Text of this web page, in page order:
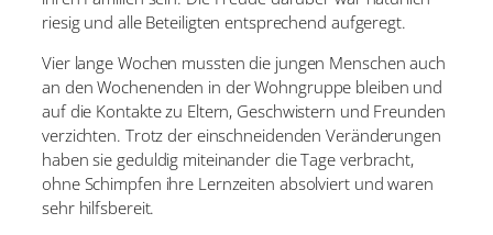
riesig und alle Beteiligten entsprechend aufgeregt.
Vier lange Wochen mussten die jungen Menschen auch
an den Wochenenden in der Wohngruppe bleiben und
auf die Kontakte zu Eltern, Geschwistern und Freunden
verzichten. Trotz der einschneidenden Veränderungen
haben sie geduldig miteinander die Tage verbracht,
ohne Schimpfen ihre Lernzeiten absolviert und waren
sehr hilfsbereit.